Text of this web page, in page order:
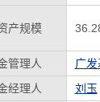
产规模
管理人
广
经理人
刘玉